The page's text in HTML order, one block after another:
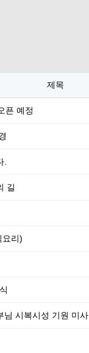
제목
픈 예정
.
길
요리)
님 시복시성 기원 미사